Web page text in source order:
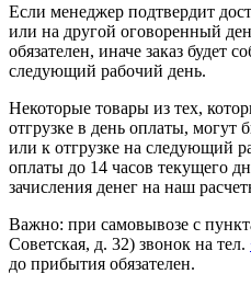
Если менеджер подтвердит
или на другой оговоренный
обязателен, иначе заказ будет
следующий рабочий день.
Некоторые товары из тех,
отгрузке в день оплаты,
или к отгрузке на следующий
оплаты до 14 часов текущего
зачисления денег на наш
Важно: при самовывозе с
Советская, д. 32) звонок на тел.
до прибытия обязателен.